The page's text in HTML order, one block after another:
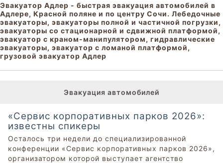
Эвакуатор Адлер - быстрая эвакуация автомобилей в
Адлере, Красной поляне и по центру Сочи. Лебедочные
эвакуаторы, эвакуаторы полной и частичной погрузки,
эвакуаторы со стационарной и сдвижной платформой,
эвакуатор с краном-манипулятором, гидравлические
эвакуаторы, эвакуатор с ломаной платформой,
грузовой эвакуатор Адлер
Эвакуация автомобилей
«Сервис корпоративных парков 2026»:
известны спикеры
Осталось три недели до специализированной
конференции «Сервис корпоративных парков 2026»,
организатором которой выступает агентство